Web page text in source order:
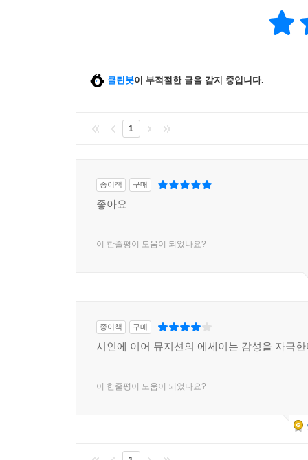
클린봇이 부적절한 글을 감지 중입니다.
1
종이책 구매
좋아요
이 한줄평이 도움이 되었나요?
종이책 구매
시인에 이어 뮤지션의 에세이는 감성을 자극한
이 한줄평이 도움이 되었나요?